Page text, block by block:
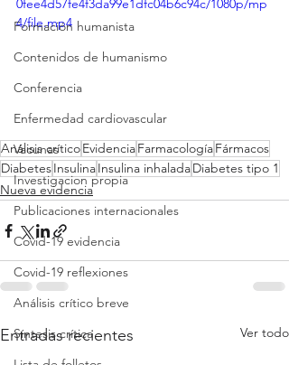
Formación humanista
Contenidos de humanismo
Conferencia
Enfermedad cardiovascular
Vacunas
Investigacion propia
Publicaciones internacionales
Covid-19 evidencia
Covid-19 reflexiones
Análisis crítico breve
Síntesis crítica
0fee4d57fe4f3da99e1dfc04b6c94c/1080p/mp
4/file.mp4
Análisis críticoEvidenciaFarmacologíaFármacos
DiabetesInsulinaInsulina inhaladaDiabetes tipo 1
Nueva evidencia
Entradas recientes Ver todo